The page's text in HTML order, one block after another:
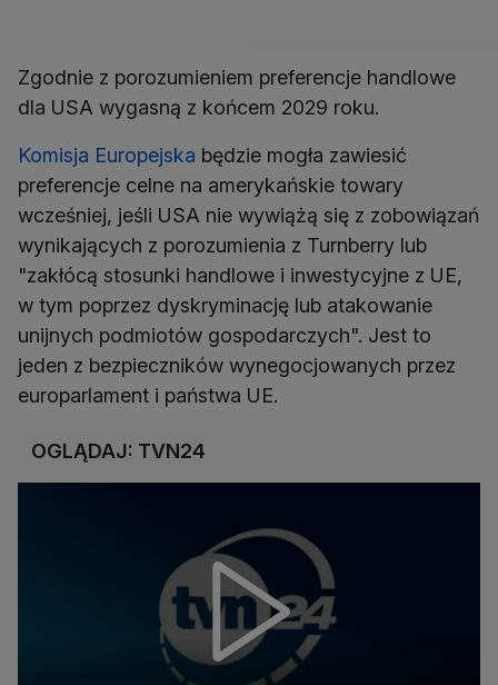
Zgodnie z porozumieniem preferencje handlowe
dla USA wygasną z końcem 2029 roku.
Komisja Europejska będzie mogła zawiesić
preferencje celne na amerykańskie towary
wcześniej, jeśli USA nie wywiążą się z zobowiązań
wynikających z porozumienia z Turnberry lub
"zakłócą stosunki handlowe i inwestycyjne z UE,
w tym poprzez dyskryminację lub atakowanie
unijnych podmiotów gospodarczych". Jest to
jeden z bezpieczników wynegocjowanych przez
europarlament i państwa UE.
OGLĄDAJ: TVN24